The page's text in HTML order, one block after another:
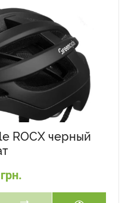
ROCX черный